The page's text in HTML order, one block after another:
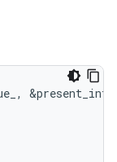
, &present_info